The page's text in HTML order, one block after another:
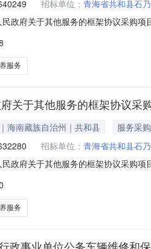
招标单位： 青海省共和县石
政府关于其他服务的框架协议采购
自治州共和县报价起止时间:-二、采
服务
关于其他服务的框架协议采
海南藏族自治州｜共和县
服务采购
招标单位： 青海省共和县石
政府关于其他服务的框架协议采购
自治州共和县报价起止时间:-二、采
服务